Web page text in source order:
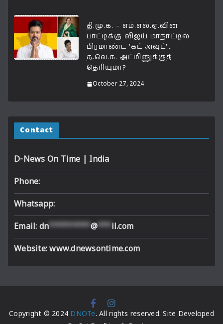
தி.மு.க. – எம்.எல்.ஏ.வின்
பாட்டிக்கு விஜய் மாநாட்டில்
பிரமாண்ட ’கட் அவுட்’…
த.வெ.க. அட்மினுக்குத்
தெரியுமா?
October 27, 2024
Contact
D-News On Time | India
Phone:
Whatsapp:
Email: dn*********@***il.com
Website: www.dnewsontime.com
Copyright © 2024 DNOTe. All rights reserved. Site Developed